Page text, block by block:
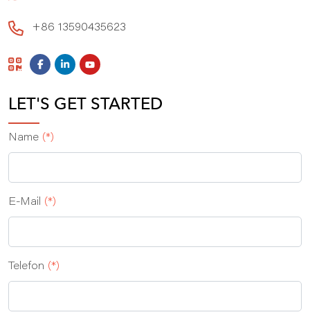
+86 13590435623
LET'S GET STARTED
Name (*)
E‑Mail (*)
Telefon (*)